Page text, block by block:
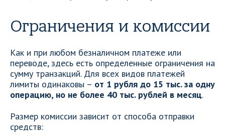
Ограничения и комиссии
Как и при любом безналичном платеже или
переводе, здесь есть определенные ограничения на
сумму транзакций. Для всех видов платежей
лимиты одинаковы – от 1 рубля до 15 тыс. за одну
операцию, но не более 40 тыс. рублей в месяц.
Размер комиссии зависит от способа отправки
средств: